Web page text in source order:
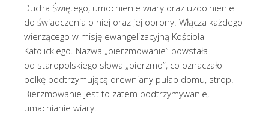
Ducha Świętego, umocnienie wiary oraz uzdolnienie
do świadczenia o niej oraz jej obrony. Włącza każdego
wierzącego w misję ewangelizacyjną Kościoła
Katolickiego. Nazwa „bierzmowanie” powstała
od staropolskiego słowa „bierzmo”, co oznaczało
belkę podtrzymującą drewniany pułap domu, strop.
Bierzmowanie jest to zatem podtrzymywanie,
umacnianie wiary.